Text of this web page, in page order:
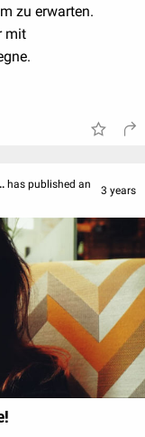
zu erwarten.
mit
has published an
3 years